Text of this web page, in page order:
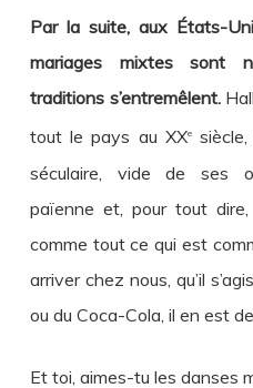
Par la suite, aux États-
mariages mixtes sont
traditions s’entremêlent.
tout le pays au XXesiècle,
séculaire, vide de ses
païenne et, pour tout
comme tout ce qui est
arriver chez nous, qu’il
ou du Coca-Cola, il en est
Et toi, aimes-tu les danses